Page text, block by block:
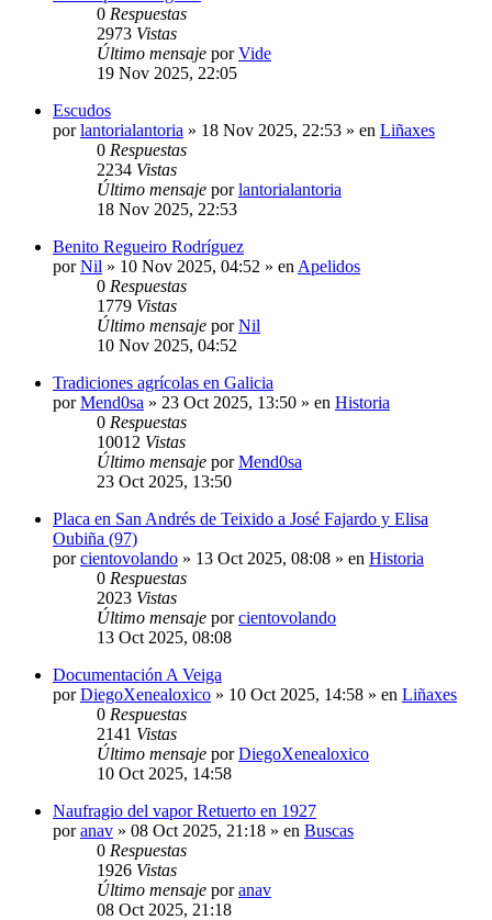
0 Respuestas
2973 Vistas
Último mensaje porVide
19 Nov 2025, 22:05
Escudos
porlantorialantoria » 18 Nov 2025, 22:53 » en Liñaxes
0 Respuestas
2234 Vistas
Último mensaje porlantorialantoria
18 Nov 2025, 22:53
Benito Regueiro Rodríguez
porNil » 10 Nov 2025, 04:52 » en Apelidos
0 Respuestas
1779 Vistas
Último mensaje porNil
10 Nov 2025, 04:52
Tradiciones agrícolas en Galicia
porMend0sa » 23 Oct 2025, 13:50 » en Historia
0 Respuestas
10012 Vistas
Último mensaje porMend0sa
23 Oct 2025, 13:50
Placa en San Andrés de Teixido a José Fajardo y Elisa
Oubiña (97)
porcientovolando » 13 Oct 2025, 08:08 » en Historia
0 Respuestas
2023 Vistas
Último mensaje porcientovolando
13 Oct 2025, 08:08
Documentación A Veiga
porDiegoXenealoxico » 10 Oct 2025, 14:58 » en Liñaxes
0 Respuestas
2141 Vistas
Último mensaje porDiegoXenealoxico
10 Oct 2025, 14:58
Naufragio del vapor Retuerto en 1927
poranav » 08 Oct 2025, 21:18 » en Buscas
0 Respuestas
1926 Vistas
Último mensaje poranav
08 Oct 2025, 21:18